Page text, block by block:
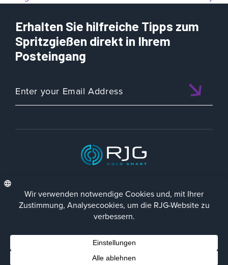
Erhalten Sie hilfreiche Tipps zum
Spritzgießen direkt in Ihrem
Posteingang
Datenschutz-Richtlinie